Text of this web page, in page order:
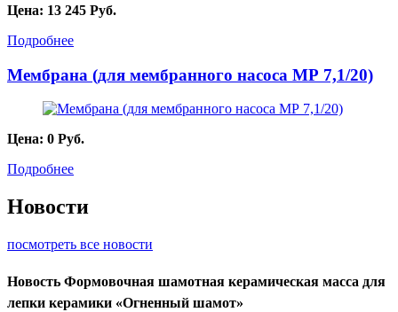
Цена: 13 245 Руб.
Подробнее
Мембрана (для мембранного насоса МР 7,1/20)
Цена: 0 Руб.
Подробнее
Новости
посмотреть все новости
Новость Формовочная шамотная керамическая масса для
лепки керамики «Огненный шамот»